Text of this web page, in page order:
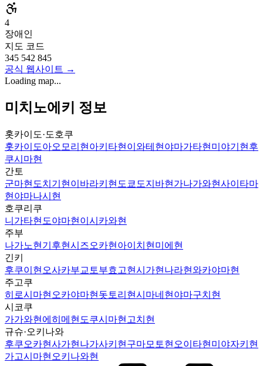
4
장애인
지도 코드
345 542 845
공식 웹사이트 →
Loading map...
미치노에키 정보
홋카이도·도호쿠
홋카이도아오모리현 아키타현 이와테현 야마가타현 미야기현 후
쿠시마현
간토
군마현 도치기현 이바라키현 도쿄도지바현 가나가와현사이타마
현 야마나시현
호쿠리쿠
니가타현 도야마현 이시카와현
주부
나가노현 기후현시즈오카현 아이치현 미에현
긴키
후쿠이현 오사카부교토부효고현시가현 나라현와카야마현
주고쿠
히로시마현 오카야마현 돗토리현시마네현 야마구치현
시코쿠
가가와현 에히메현 도쿠시마현 고치현
규슈·오키나와
후쿠오카현사가현 나가사키현 구마모토현 오이타현 미야자키현
가고시마현 오키나와현